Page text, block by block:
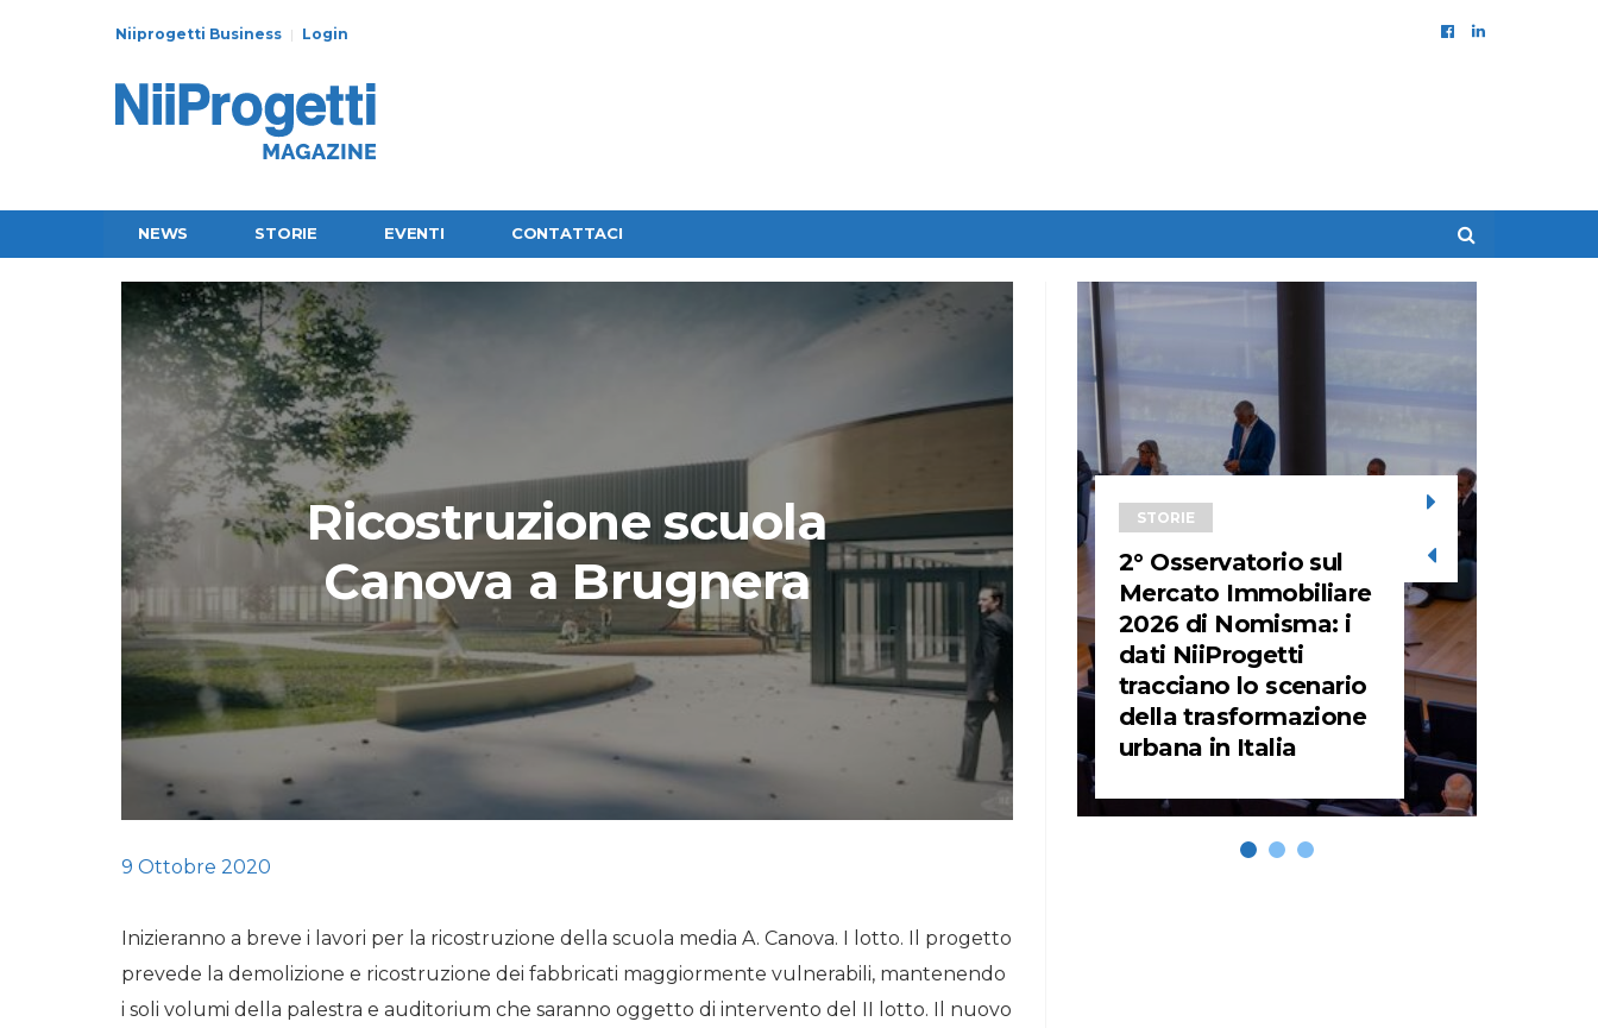
Niiprogetti Business Login
NEWS STORIE EVENTI CONTATTACI
Ricostruzione scuola
Canova a Brugnera
9 Ottobre 2020
Inizieranno a breve i lavori per la ricostruzione della scuola media A. Canova. I lotto. Il progetto
prevede la demolizione e ricostruzione dei fabbricati maggiormente vulnerabili, mantenendo
i soli volumi della palestra e auditorium che saranno oggetto di intervento del II lotto. Il nuovo
STORIE
URBAN
HEADQUARTERS. Il
video del terzo talk di
HEADQUARTERS
REMIX
STORIE
Urban Headquarters:
il workplace che
rigenera la città nel
nuovo talk di
STORIE
2° Osservatorio sul
Mercato Immobiliare
2026 di Nomisma: i
dati NiiProgetti
tracciano lo scenario
della trasformazione
urbana in Italia